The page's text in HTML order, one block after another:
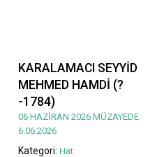
KARALAMACI SEYYİD
MEHMED HAMDİ (?
-1784)
06 HAZİRAN 2026 MÜZAYEDE
6.06.2026
Kategori: Hat